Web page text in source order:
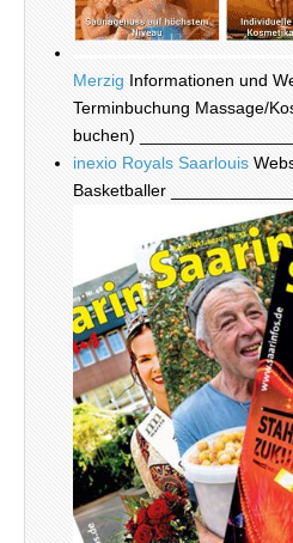
Merzig Informationen und
Terminbuchung Massage/
buchen)
inexio Royals Saarlouis
Basketballer